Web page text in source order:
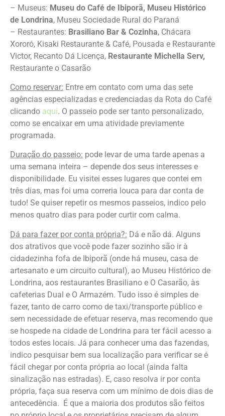
– Museus: Museu do Café de Ibiporã, Museu Histórico
de Londrina, Museu Sociedade Rural do Paraná
– Restaurantes: Brasiliano Bar & Cozinha, Chácara
Xororó, Kisaki Restaurante & Café, Pousada e Restaurante
Victor, Recanto Dá Licença, Restaurante Michella Serv,
Restaurante o Casarão
Como reservar: Entre em contato com uma das sete
agências especializadas e credenciadas da Rota do Café
clicando aqui. O passeio pode ser tanto personalizado,
como se encaixar em uma atividade previamente
programada.
Duração do passeio: pode levar de uma tarde apenas a
uma semana inteira – depende dos seus interesses e
disponibilidade. Eu visitei esses lugares que contei em
três dias, mas foi uma correria louca para dar conta de
tudo! Se quiser repetir os mesmos passeios, indico pelo
menos quatro dias para poder curtir com calma.
Dá para fazer por conta própria?: Dá e não dá. Alguns
dos atrativos que você pode fazer sozinho são ir à
cidadezinha fofa de Ibiporã (onde há museu, casa de
artesanato e um circuito cultural), ao Museu Histórico de
Londrina, aos restaurantes Brasiliano e O Casarão, às
cafeterias Dual e O Armazém. Tudo isso é simples de
fazer, tanto de carro como de taxi/transporte público e
sem necessidade de efetuar reserva, mas recomendo que
se hospede na cidade de Londrina para ter fácil acesso a
todos estes locais. Já para conhecer uma das fazendas,
indico pesquisar bem sua localização para verificar se é
fácil chegar por conta própria ao local (ainda falta
sinalização nas estradas). E, caso resolva ir por conta
própria, faça sua reserva com um mínimo de dois dias de
antecedência. É que a maioria dos produtos são feitos